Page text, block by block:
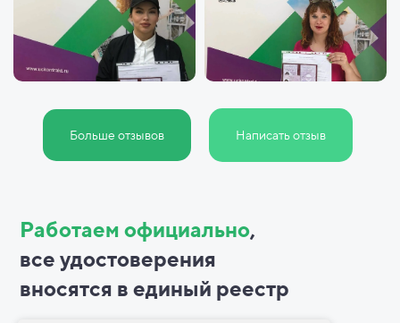
Больше отзывов Написать отзыв
Работаем официально,
все удостоверения
вносятся в единый реестр